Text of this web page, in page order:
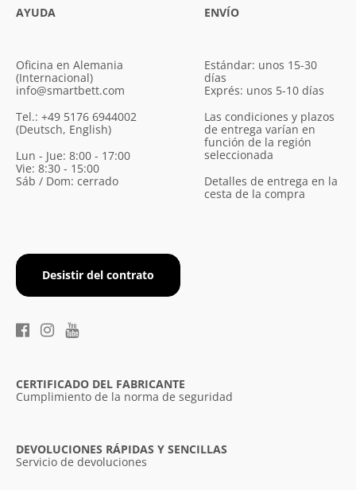
AYUDA
Oficina en Alemania
(Internacional)
info@smartbett.com
Tel.: +49 5176 6944002
(Deutsch, English)
Lun - Jue: 8:00 - 17:00
Vie: 8:30 - 15:00
Sáb / Dom: cerrado
Desistir del contrato
ENVÍO
Estándar: unos 15-30
días
Exprés: unos 5-10 días
Las condiciones y plazos
de entrega varían en
función de la región
seleccionada
Detalles de entrega en la
cesta de la compra
CERTIFICADO DEL FABRICANTE
Cumplimiento de la norma de seguridad
DEVOLUCIONES RÁPIDAS Y SENCILLAS
Servicio de devoluciones